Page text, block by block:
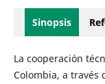
Sinopsis
La cooperación
Colombia, a través